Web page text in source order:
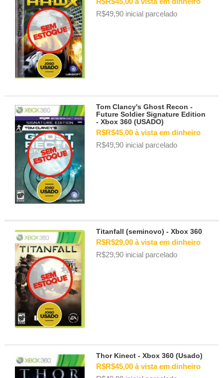
R$49,90 inicial parcelado
Tom Clancy's Ghost Recon -
Future Soldier Signature Edition
- Xbox 360 (USADO)
R$R$45,00 à vista em dinheiro
R$49,90 inicial parcelado
Titanfall (seminovo) - Xbox 360
R$R$29,00 à vista em dinheiro
R$29,90 inicial parcelado
Thor Kinect - Xbox 360 (Usado)
R$R$45,00 à vista em dinheiro